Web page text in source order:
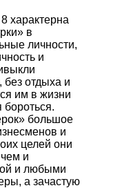
характерна
в
личности,
и
без отдыха и
им в жизни
бороться.
большое
и
целей они
и
и любыми
а зачастую